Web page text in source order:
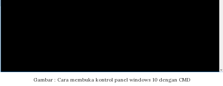
Gambar : Cara membuka kontrol panel windows 10 dengan CMD